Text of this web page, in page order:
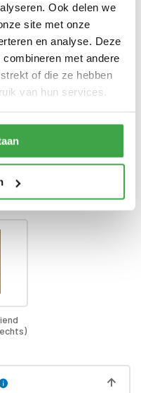
Ook delen we
site met onze
en analyse. Deze
met andere
of die ze hebben
van hun services.
deur zonder drempel -
van echt glas
cm
bevestigingsmaterialen
inbegrepen
thuisbezorgd - In